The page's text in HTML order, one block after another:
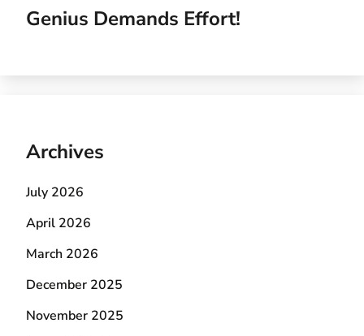
Genius Demands Effort!
Archives
July 2026
April 2026
March 2026
December 2025
November 2025